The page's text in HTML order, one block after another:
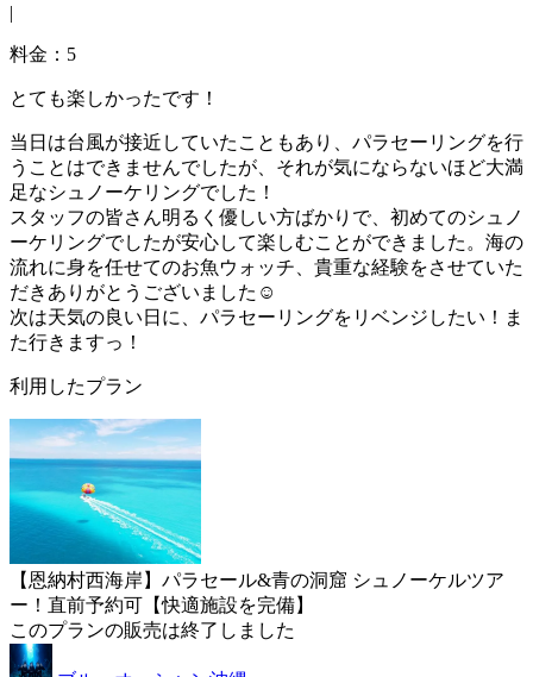
|
料金：5
とても楽しかったです！
当日は台風が接近していたこともあり、パラセーリングを行
うことはできませんでしたが、それが気にならないほど大満
足なシュノーケリングでした！
スタッフの皆さん明るく優しい方ばかりで、初めてのシュノ
ーケリングでしたが安心して楽しむことができました。海の
流れに身を任せてのお魚ウォッチ、貴重な経験をさせていた
だきありがとうございました☺️
次は天気の良い日に、パラセーリングをリベンジしたい！ま
た行きますっ！
利用したプラン
【恩納村西海岸】パラセール&青の洞窟 シュノーケルツア
ー！直前予約可【快適施設を完備】
このプランの販売は終了しました